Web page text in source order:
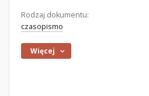
Rodzaj dokumentu:
czasopismo
Więcej